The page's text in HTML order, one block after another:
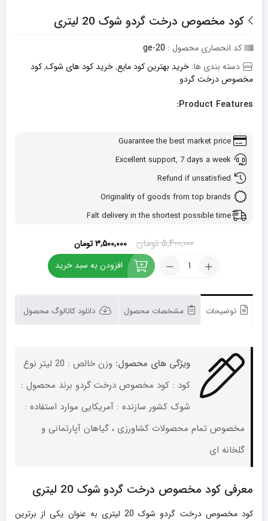
کود مخصوص درخت گردو شوک 20 لیتری
کد انحصاری محصول : ge-20
دسته بندی ها: خرید بهترین کود مایع,خرید کود های شوک,کود
مخصوص درخت گردو
Product Features:
Guarantee the best market price
Excellent support, 7 days a week
Refund if unsatisfied
Originality of goods from top brands
Falt delivery in the shortest possible time
5,400,000 تومان
قیمت
اصلی:
5,400,000 تومان
بود.
3,500,000تومان
فعلی:
3,500,000 تومان.
کود
مخصوص
شوک
افزودن به سبد خرید
توضیحات مشخصات محصول دانلود کاتالوگ محصول
ویژگی های محصول:
وزن خالص : 20 لیتر نوع
کود : کود مخصوص درخت گردو برند محصول :
شوک کشور سازنده : آمریکایی موارد استفاده :
مخصوص تمام محصولات کشاورزی ، گیاهان آپارتمانی و
گلخانه ای
معرفی کود مخصوص درخت گردو شوک 20 لیتری
کود مخصوص درخت گردو شوک 20 لیتری به عنوان یکی از برترین